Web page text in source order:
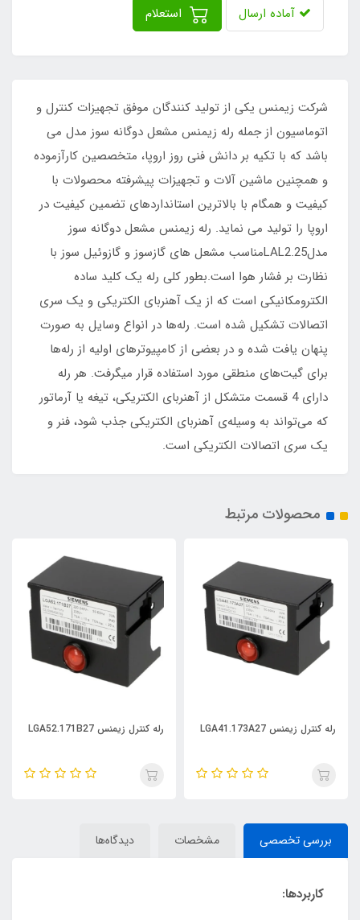
آماده ارسال استعلام
شرکت زیمنس یکی از تولید کنندگان موفق تجهیزات کنترل و
اتوماسیون از جمله رله زیمنس مشعل دوگانه سوز مدل می
باشد که با تکیه بر دانش فنی روز اروپا، متخصصین کارآزموده
و همچنین ماشین آلات و تجهیزات پیشرفته محصولات با
کیفیت و همگام با بالاترین استانداردهای تضمین کیفیت در
اروپا را تولید می نماید. رله زیمنس مشعل دوگانه سوز
مدلLAL2.25مناسب مشعل های گازسوز و گازوئیل سوز با
نظارت بر فشار هوا است.بطور کلی رله یک کلید ساده
الکترومکانیکی است که از یک آهنربای الکتریکی و یک سری
اتصالات تشکیل شده است. رله‌ها در انواع وسایل به صورت
پنهان یافت شده و در بعضی از کامپیوتر‌های اولیه از رله‌ها
برای گیت‌های منطقی مورد استفاده قرار میگرفت. هر رله
دارای 4 قسمت متشکل از آهنربای الکتریکی، تیغه یا آرماتور
که می‌تواند به وسیله‌ی آهنربای الکتریکی جذب شود، فنر و
یک سری اتصالات الکتریکی است.
محصولات مرتبط
رله کنترل زیمنس LGA41.173A27 رله کنترل زیمنس LGA52.171B27
بررسی تخصصی مشخصات دیدگاه‌ها
کاربردها: